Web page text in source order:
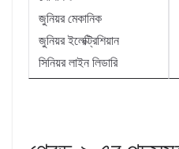
জুনিয়র মেকানিক
জুনিয়র ইলেক্ট্রিশিয়ান
সিনিয়র লাইন লিডারি